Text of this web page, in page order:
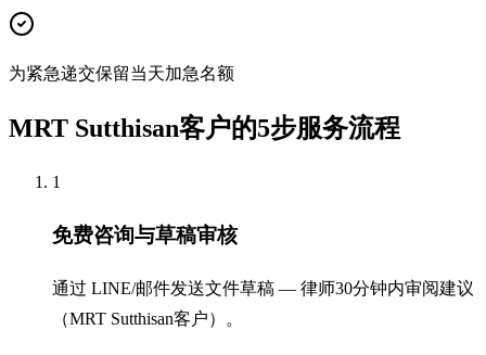
为紧急递交保留当天加急名额
MRT Sutthisan客户的5步服务流程
1
免费咨询与草稿审核
通过 LINE/邮件发送文件草稿 — 律师30分钟内审阅建议
（MRT Sutthisan客户）。